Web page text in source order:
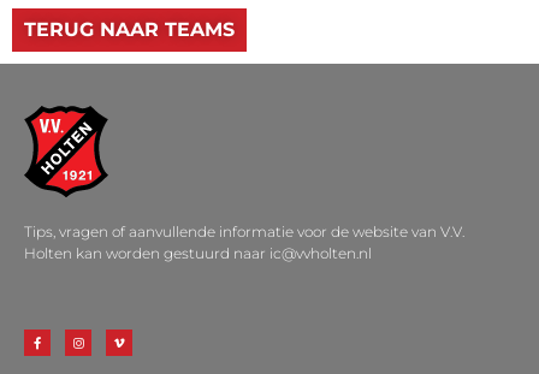
TERUG NAAR TEAMS
Tips, vragen of aanvullende informatie voor de website van V.V.
Holten kan worden gestuurd naar ic@vvholten.nl